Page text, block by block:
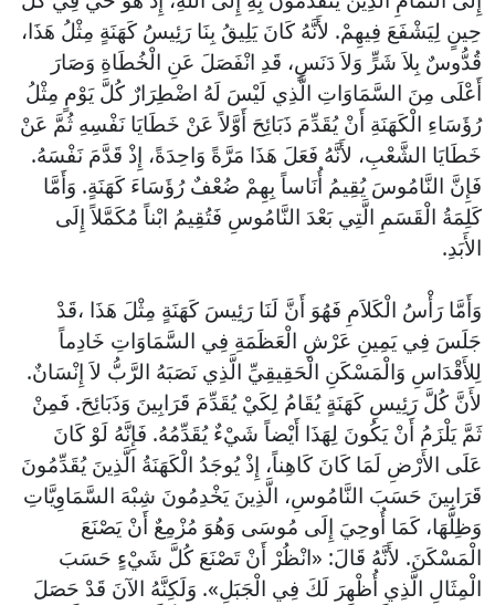
حِينٍ لِيَشْفَعَ فِيهِمْ. لأَنَّهُ كَانَ يَلِيقُ بِنَا رَئِيسُ كَهَنَةٍ مِثْلُ هَذَا،
قُدُّوسٌ بِلاَ شَرٍّ وَلاَ دَنَسٍ، قَدِ انْفَصَلَ عَنِ الْخُطَاةِ وَصَارَ
أَعْلَى مِنَ السَّمَاوَاتِ الَّذِي لَيْسَ لَهُ اضْطِرَارٌ كُلَّ يَوْمٍ مِثْلُ
رُؤَسَاءِ الْكَهَنَةِ أَنْ يُقَدِّمَ ذَبَائِحَ أَوَّلاً عَنْ خَطَايَا نَفْسِهِ ثُمَّ عَنْ
خَطَايَا الشَّعْبِ، لأَنَّهُ فَعَلَ هَذَا مَرَّةً وَاحِدَةً، إِذْ قَدَّمَ نَفْسَهُ.
فَإِنَّ النَّامُوسَ يُقِيمُ أُنَاساً بِهِمْ ضُعْفٌ رُؤَسَاءَ كَهَنَةٍ. وَأَمَّا
كَلِمَةُ الْقَسَمِ الَّتِي بَعْدَ النَّامُوسِ فَتُقِيمُ ابْناً مُكَمَّلاً إِلَى
الأَبَدِ.
وَأَمَّا رَأْسُ الْكَلاَمِ فَهُوَ أَنَّ لَنَا رَئِيسَ كَهَنَةٍ مِثْلَ هَذَا ،قَدْ
جَلَسَ فِي يَمِينِ عَرْشِ الْعَظَمَةِ فِي السَّمَاوَاتِ خَادِماً
لِلأَقْدَاسِ وَالْمَسْكَنِ الْحَقِيقِيِّ الَّذِي نَصَبَهُ الرَّبُّ لاَ إِنْسَانٌ.
لأَنَّ كُلَّ رَئِيسِ كَهَنَةٍ يُقَامُ لِكَيْ يُقَدِّمَ قَرَابِينَ وَذَبَائِحَ. فَمِنْ
ثَمَّ يَلْزَمُ أَنْ يَكُونَ لِهَذَا أَيْضاً شَيْءٌ يُقَدِّمُهُ. فَإِنَّهُ لَوْ كَانَ
عَلَى الأَرْضِ لَمَا كَانَ كَاهِناً، إِذْ يُوجَدُ الْكَهَنَةُ الَّذِينَ يُقَدِّمُونَ
قَرَابِينَ حَسَبَ النَّامُوسِ، الَّذِينَ يَخْدِمُونَ شِبْهَ السَّمَاوِيَّاتِ
وَظِلَّهَا، كَمَا أُوحِيَ إِلَى مُوسَى وَهُوَ مُزْمِعٌ أَنْ يَصْنَعَ
الْمَسْكَنَ. لأَنَّهُ قَالَ: «انْظُرْ أَنْ تَصْنَعَ كُلَّ شَيْءٍ حَسَبَ
الْمِثَالِ الَّذِي أُظْهِرَ لَكَ فِي الْجَبَلِ». وَلَكِنَّهُ الآنَ قَدْ حَصَلَ